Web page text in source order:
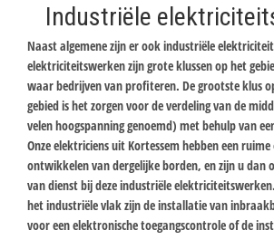
Industriële
Naast algemene zijn er ook industriële
elektriciteitswerken zijn grote klussen op het
waar bedrijven van profiteren. De grootste klus
gebied is het zorgen voor de verdeling van de
velen hoogspanning genoemd) met behulp van
Onze elektriciens uit Kortessem hebben een
ontwikkelen van dergelijke borden, en zijn u dan
van dienst bij deze industriële
het industriële vlak zijn de installatie van
voor een elektronische toegangscontrole of de